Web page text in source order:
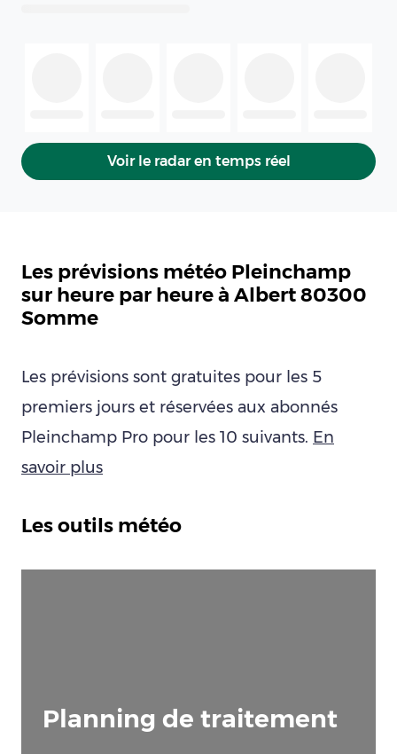
Voir le radar en temps réel
Les prévisions météo Pleinchamp
sur heure par heure à Albert 80300
Somme
Les prévisions sont gratuites pour les 5
premiers jours et réservées aux abonnés
Pleinchamp Pro pour les 10 suivants. En
savoir plus
Les outils météo
Planning de traitement